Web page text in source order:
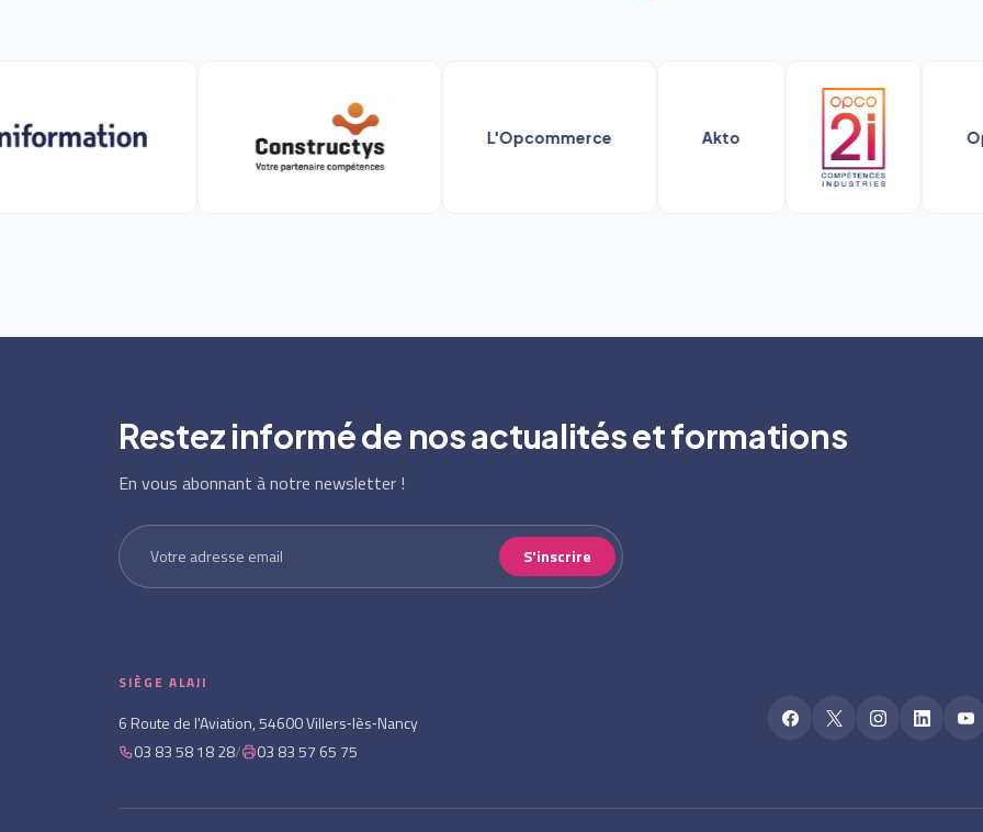
L'Opcommerce Opco
Restez informé de nos actualités et formations
En vous abonnant à notre newsletter !
S'inscrire
SIÈGE ALAJI
6 Route de l'Aviation, 54600 Villers‑lès‑Nancy
03 83 58 18 28/ 03 83 57 65 75